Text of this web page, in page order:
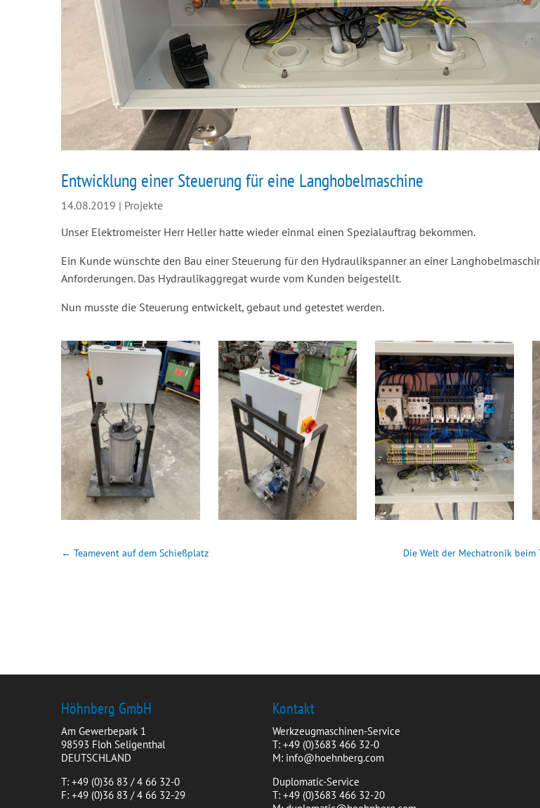
Entwicklung einer Steuerung für eine Langhobelmaschine
14.08.2019 | Projekte
Unser Elektromeister Herr Heller hatte wieder einmal einen Spezialauftrag bekommen.
Ein Kunde wünschte den Bau einer Steuerung für den Hydraulikspanner an einer
Anforderungen. Das Hydraulikaggregat wurde vom Kunden beigestellt.
Nun musste die Steuerung entwickelt, gebaut und getestet werden.
← Teamevent auf dem Schießplatz Die Welt der Mechatronik
Höhnberg GmbH
Am Gewerbepark 1
98593 Floh Seligenthal
DEUTSCHLAND
T: +49 (0)36 83 / 4 66 32-0
F: +49 (0)36 83 / 4 66 32-29
Kontakt
Werkzeugmaschinen-Service
T: +49 (0)3683 466 32-0
M: info@hoehnberg.com
Duplomatic-Service
T: +49 (0)3683 466 32-20